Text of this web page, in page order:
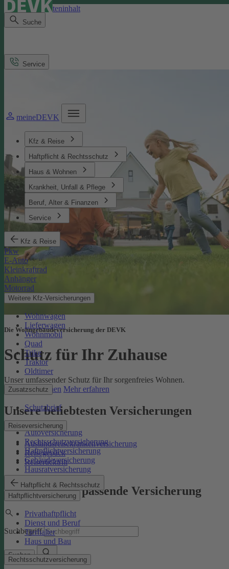
Direkt zum Seiteninhalt
Suche
meineDEVK
Kfz & Reise
Haftpflicht & Rechtsschutz
Haus & Wohnen
Krankheit, Unfall & Pflege
Beruf, Alter & Finanzen
Service
Kfz & Reise
Pkw
E-Auto
Kleinkraftrad
Anhänger
Motorrad
Weitere Kfz-Versicherungen
Wohnwagen
Lieferwagen
Wohnmobil
Quad
Trike
Traktor
Oldtimer
Zusatzschutz
Schutzbrief
Reiseversicherung
Auslandsreisekrankenversicherung
Reisegepäck
Reiserücktritt
Haftpflicht & Rechtsschutz
Haftpflichtversicherung
Privathaftpflicht
Dienst und Beruf
Tierhalter
Haus und Bau
Rechtsschutzversicherung
Service
Die Wohngebäudeversicherung der DEVK
Schutz für Ihr Zuhause
Unser umfassender Schutz für Ihr sorgenfreies Wohnen.
Online berechnen Mehr erfahren
Unsere beliebtesten Versicherungen
Autoversicherung
Rechtsschutzversicherung
Haftpflichtversicherung
Gebäudeversicherung
Hausratversicherung
Finden Sie die passende Versicherung
Suchbegriff
Suchen